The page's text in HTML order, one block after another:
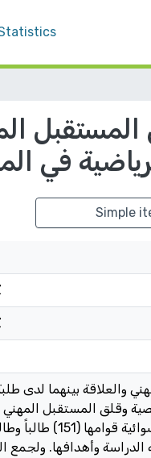
في
Simple
بينهما لدى طلبة
وقلق المستقبل المهني
الجنس والسنة الدراسية. لتحقيق
الدراسة وأهدافها.